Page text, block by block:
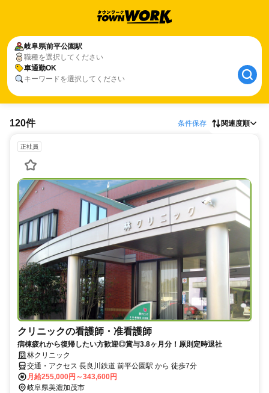
岐阜県前平公園駅
職種を選択してください
車通勤OK
キーワードを選択してください
120件 条件保存 関連度順
正社員
クリニックの看護師・准看護師
病棟疲れから復帰したい方歓迎◎賞与3.8ヶ月分！原則定時退社
林クリニック
交通・アクセス 長良川鉄道 前平公園駅 から 徒歩7分
月給255,000円～343,600円
岐阜県美濃加茂市